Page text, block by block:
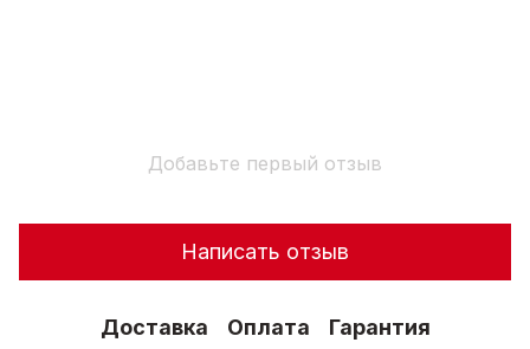
Добавьте первый отзыв
Написать отзыв
Доставка Оплата Гарантия